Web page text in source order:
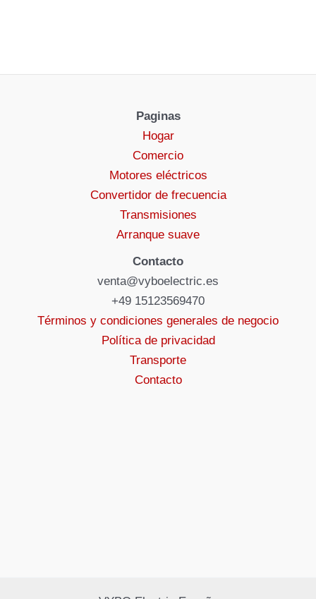
Paginas
Hogar
Comercio
Motores eléctricos
Convertidor de frecuencia
Transmisiones
Arranque suave
Contacto
venta@vyboelectric.es
+49 15123569470
Términos y condiciones generales de negocio
Política de privacidad
Transporte
Contacto